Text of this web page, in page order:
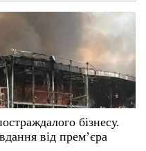
бізнесу.
від прем’єра